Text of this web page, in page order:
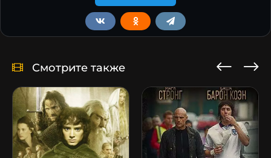
Смотрите также